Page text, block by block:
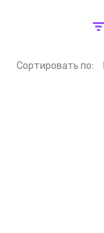
Cортировать по: